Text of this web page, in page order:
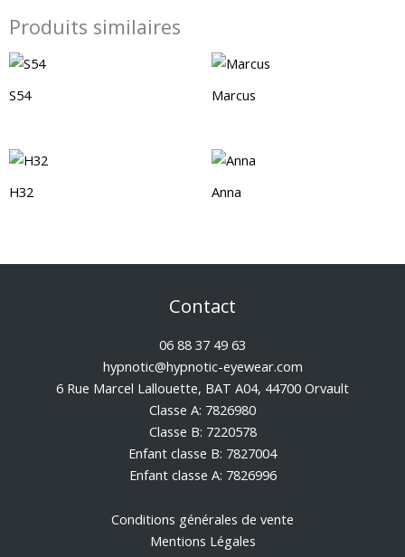
Produits similaires
S54 Marcus
H32 Anna
Contact
06 88 37 49 63
hypnotic@hypnotic-eyewear.com
6 Rue Marcel Lallouette, BAT A04, 44700 Orvault
Classe A: 7826980
Classe B: 7220578
Enfant classe B: 7827004
Enfant classe A: 7826996
Conditions générales de vente
Mentions Légales